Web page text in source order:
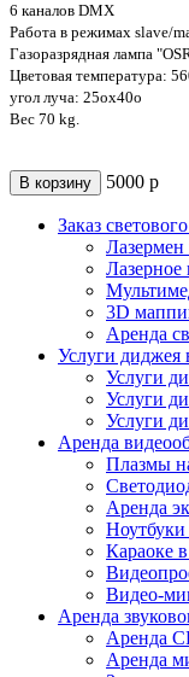
6 каналов DMX
Работа в режимах slave/
Газоразрядная лампа
Цветовая температура:
угол луча: 25oх40o
Вес 70 kg.
В корзину 5000 р
Заказ
Лазермен
Лазерное
3D
Аренда
Услуги диджея
Услуги
Услуги
Услуги
Аренда
Плазмы
Аренда
Караоке
Видео-
Аренда
Аренда
Аренда